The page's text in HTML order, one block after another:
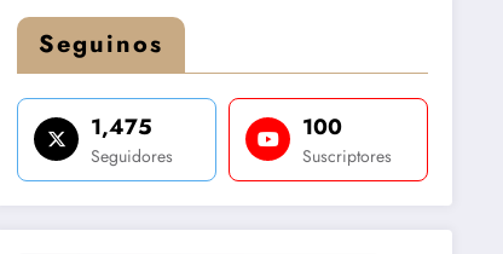
Seguinos
1,475
Seguidores
100
Suscriptores